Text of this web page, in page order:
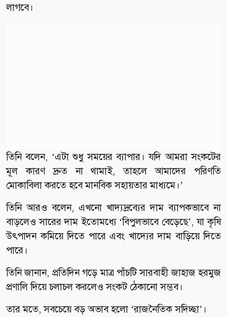
লাগবে।
তিনি বলেন, ‘এটা শুধু সময়ের ব্যাপার। যদি আমরা সংকটের
মূল কারণ দ্রুত না থামাই, তাহলে আমাদের পরিণতি
মোকাবিলা করতে হবে মানবিক সহায়তার মাধ্যমে।’
তিনি আরও বলেন, এখনো খাদ্যদ্রব্যের দাম ব্যাপকভাবে না
বাড়লেও সারের দাম ইতোমধ্যে ‘বিপুলভাবে বেড়েছে’, যা কৃষি
উৎপাদন কমিয়ে দিতে পারে এবং খাদ্যের দাম বাড়িয়ে দিতে
পারে।
তিনি জানান, প্রতিদিন গড়ে মাত্র পাঁচটি সারবাহী জাহাজ হরমুজ
প্রণালি দিয়ে চলাচল করলেও সংকট ঠেকানো সম্ভব।
তার মতে, সবচেয়ে বড় অভাব হলো ‘রাজনৈতিক সদিচ্ছা’।